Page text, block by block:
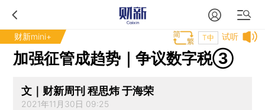
财新mini+ 试听
T中
加强征管成趋势｜争议数字税③
文｜财新周刊 程思炜 于海荣
2021年11月30日 09:25